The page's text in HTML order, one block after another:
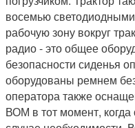
восемью
рабочую зону вокруг
радио - это общее
безопасности сиденья
оборудованы ремнем
оператора также
ВОМ в тот момент, когда